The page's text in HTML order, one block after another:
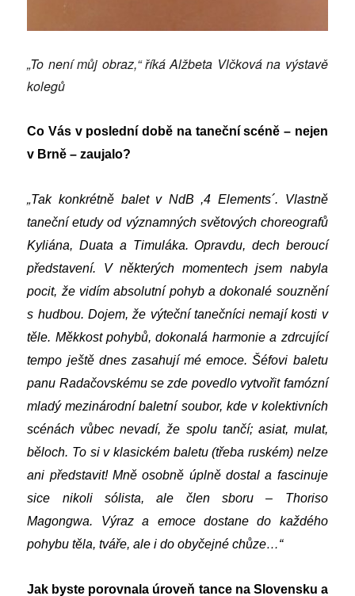
„To není můj obraz,“ říká Alžbeta Vlčková na výstavě
kolegů
Co Vás v poslední době na taneční scéně – nejen
v Brně – zaujalo?
„Tak konkrétně balet v NdB ,4 Elements´. Vlastně
taneční etudy od významných světových choreografů
Kyliána, Duata a Timuláka. Opravdu, dech beroucí
představení. V některých momentech jsem nabyla
pocit, že vidím absolutní pohyb a dokonalé souznění
s hudbou. Dojem, že výteční tanečníci nemají kosti v
těle. Měkkost pohybů, dokonalá harmonie a zdrcující
tempo ještě dnes zasahují mé emoce. Šéfovi baletu
panu Radačovskému se zde povedlo vytvořit famózní
mladý mezinárodní baletní soubor, kde v kolektivních
scénách vůbec nevadí, že spolu tančí; asiat, mulat,
běloch. To si v klasickém baletu (třeba ruském) nelze
ani představit! Mně osobně úplně dostal a fascinuje
sice nikoli sólista, ale člen sboru – Thoriso
Magongwa. Výraz a emoce dostane do každého
pohybu těla, tváře, ale i do obyčejné chůze…“
Jak byste porovnala úroveň tance na Slovensku a